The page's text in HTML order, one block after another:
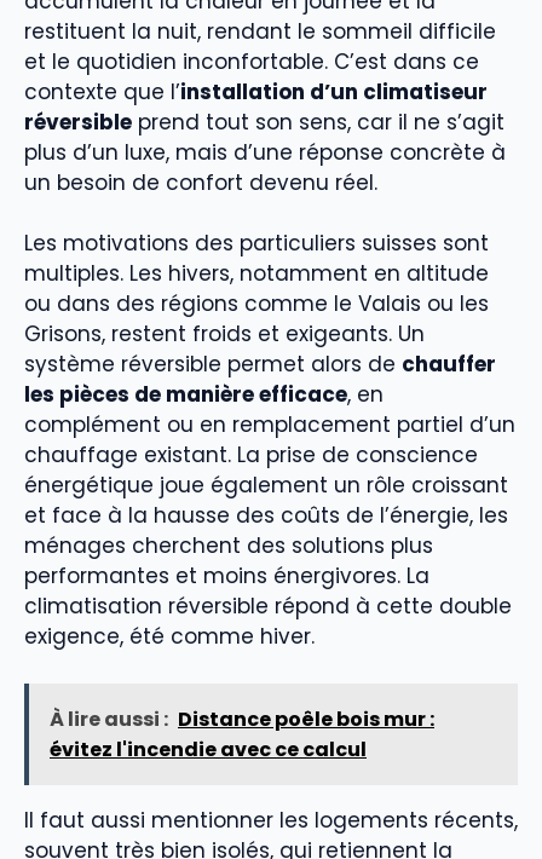
restituent la nuit, rendant le sommeil difficile
et le quotidien inconfortable. C’est dans ce
contexte que l’installation d’un climatiseur
réversible prend tout son sens, car il ne s’agit
plus d’un luxe, mais d’une réponse concrète à
un besoin de confort devenu réel.
Les motivations des particuliers suisses sont
multiples. Les hivers, notamment en altitude
ou dans des régions comme le Valais ou les
Grisons, restent froids et exigeants. Un
système réversible permet alors de chauffer
les pièces de manière efficace, en
complément ou en remplacement partiel d’un
chauffage existant. La prise de conscience
énergétique joue également un rôle croissant
et face à la hausse des coûts de l’énergie, les
ménages cherchent des solutions plus
performantes et moins énergivores. La
climatisation réversible répond à cette double
exigence, été comme hiver.
À lire aussi : Distance poêle bois mur :
évitez l'incendie avec ce calcul
Il faut aussi mentionner les logements récents,
souvent très bien isolés, qui retiennent la